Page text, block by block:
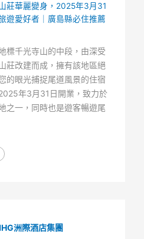
莊華麗變身，2025年3月31
遊愛好者｜廣島縣必住推薦
標千光寺山的中段，由深受
莊改建而成，擁有該地區絕
的眼光捕捉尾道風景的住宿
年3月31日開業，致力於
之一，同時也是遊客暢遊尾
洲際酒店集團